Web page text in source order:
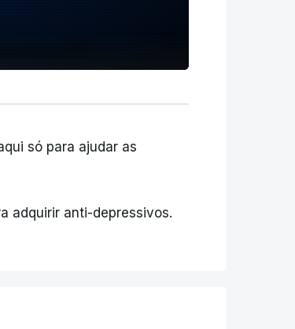
só para ajudar as
adquirir anti-depressivos.